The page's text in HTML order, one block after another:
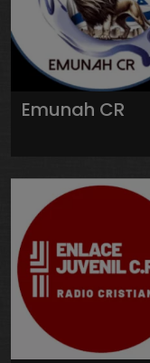
Emunah CR